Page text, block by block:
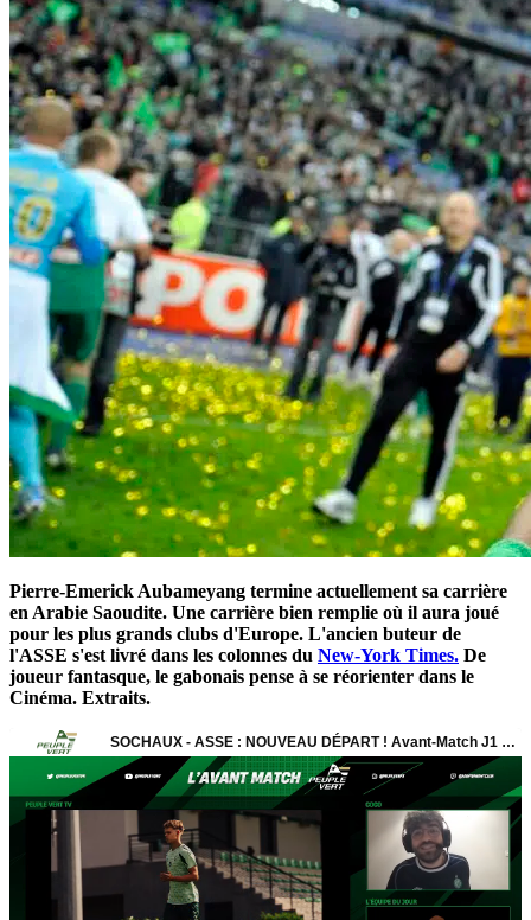
Pierre-Emerick Aubameyang termine actuellement sa carrière
en Arabie Saoudite. Une carrière bien remplie où il aura joué
pour les plus grands clubs d'Europe. L'ancien buteur de
l'ASSE s'est livré dans les colonnes du New-York Times. De
joueur fantasque, le gabonais pense à se réorienter dans le
Cinéma. Extraits.